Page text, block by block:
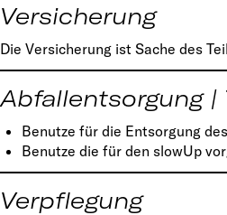
Versicherung
Die Versicherung ist Sache des
Abfallentsorgung |
Benutze für die Entsorgung
Benutze die für den slowUp
Verpflegung